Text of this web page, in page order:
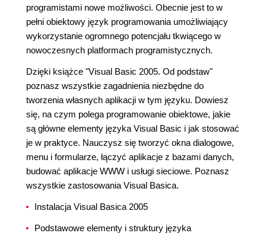
programistami nowe możliwości. Obecnie jest to w
pełni obiektowy język programowania umożliwiający
wykorzystanie ogromnego potencjału tkwiącego w
nowoczesnych platformach programistycznych.
Dzięki książce "Visual Basic 2005. Od podstaw"
poznasz wszystkie zagadnienia niezbędne do
tworzenia własnych aplikacji w tym języku. Dowiesz
się, na czym polega programowanie obiektowe, jakie
są główne elementy języka Visual Basic i jak stosować
je w praktyce. Nauczysz się tworzyć okna dialogowe,
menu i formularze, łączyć aplikacje z bazami danych,
budować aplikacje WWW i usługi sieciowe. Poznasz
wszystkie zastosowania Visual Basica.
Instalacja Visual Basica 2005
Podstawowe elementy i struktury języka